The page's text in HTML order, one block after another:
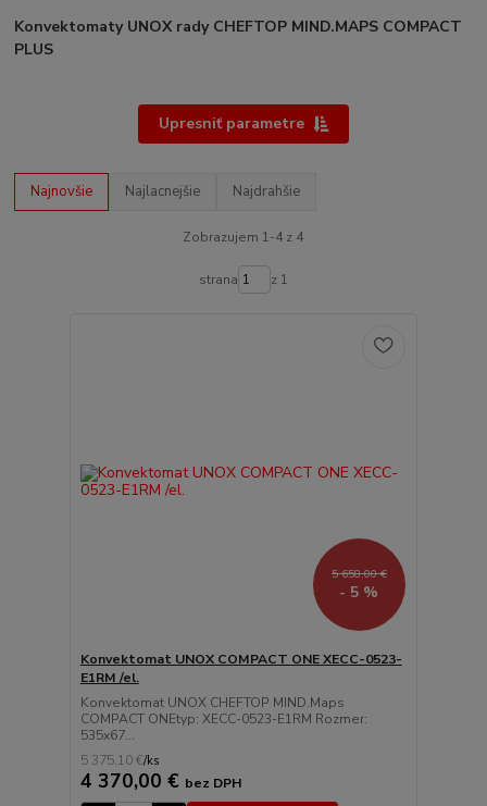
Konvektomaty UNOX rady CHEFTOP MIND.MAPS COMPACT
PLUS
Upresniť parametre
Najnovšie Najlacnejšie Najdrahšie
Zobrazujem 1-4 z 4
strana z 1
5 658,00 €
- 5 %
Konvektomat UNOX COMPACT ONE XECC-0523-
E1RM /el.
Konvektomat UNOX CHEFTOP MIND.Maps
COMPACT ONEtyp: XECC-0523-E1RM Rozmer:
535x67...
5 375,10 €/ks
4 370,00 € bez DPH